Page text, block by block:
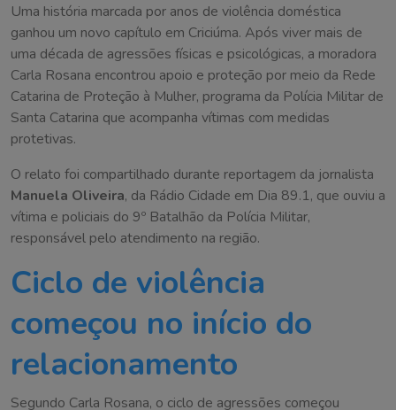
Uma história marcada por anos de violência doméstica
ganhou um novo capítulo em Criciúma. Após viver mais de
uma década de agressões físicas e psicológicas, a moradora
Carla Rosana encontrou apoio e proteção por meio da Rede
Catarina de Proteção à Mulher, programa da Polícia Militar de
Santa Catarina que acompanha vítimas com medidas
protetivas.
O relato foi compartilhado durante reportagem da jornalista
Manuela Oliveira, da Rádio Cidade em Dia 89.1, que ouviu a
vítima e policiais do 9º Batalhão da Polícia Militar,
responsável pelo atendimento na região.
Ciclo de violência
começou no início do
relacionamento
Segundo Carla Rosana, o ciclo de agressões começou